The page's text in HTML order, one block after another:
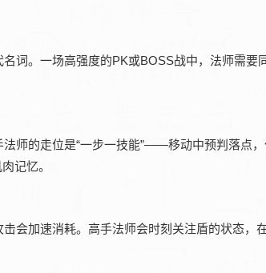
名词。一场高强度的PK或BOSS战中，法师需要
师的走位是“一步一技能”——移动中预判落点，
记忆。
会加速消耗。高手法师会时刻关注盾的状态，